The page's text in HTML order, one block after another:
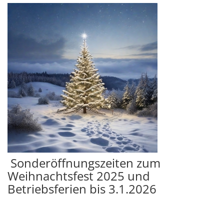
Sonderöffnungszeiten zum
Weihnachtsfest 2025 und
Betriebsferien bis 3.1.2026